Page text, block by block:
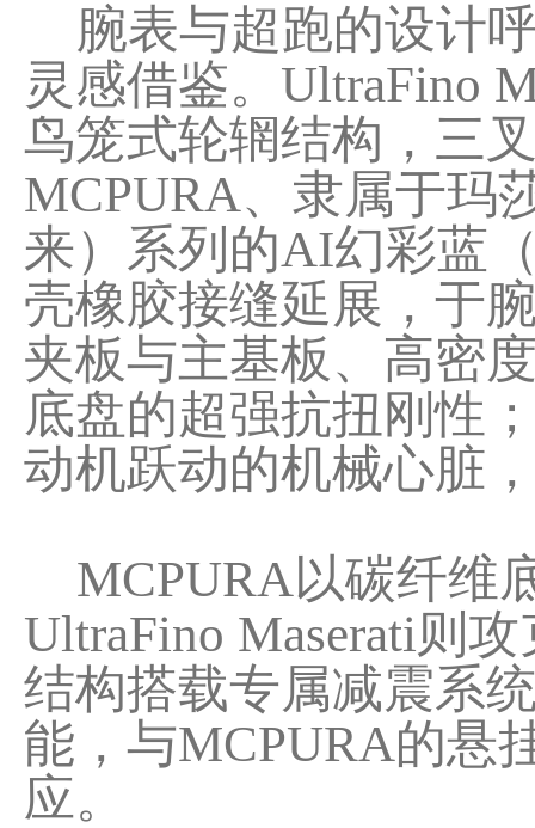
腕表与超跑的设计
灵感借鉴。UltraFino
鸟笼式轮辋结构，三
MCPURA、隶属于玛
来）系列的AI幻彩蓝
壳橡胶接缝延展，于
夹板与主基板、高密
底盘的超强抗扭刚性
动机跃动的机械心脏
MCPURA以碳纤维
UltraFino Maserati则
结构搭载专属减震系
能，与MCPURA的悬
应。